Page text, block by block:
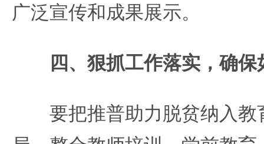
广泛宣传和成果展示。
四、狠抓工作落实，确
要把推普助力脱贫纳入教